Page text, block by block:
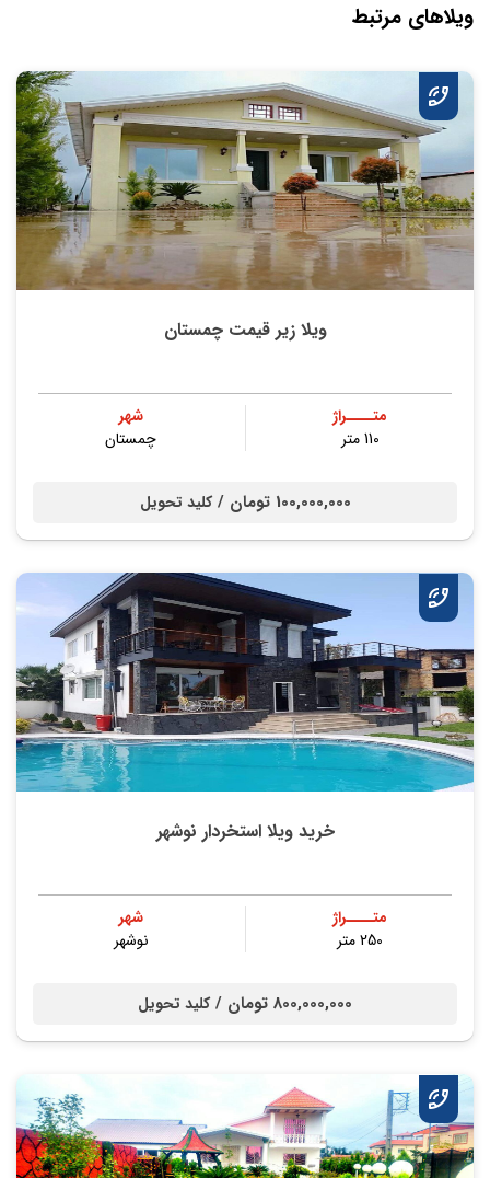
ویلاهای مرتبط
ویلا زیر قیمت چمستان
متــــراژ
110 متر
شهر
چمستان
100,000,000 تومان / کلید تحویل
خرید ویلا استخردار نوشهر
متــــراژ
250 متر
شهر
نوشهر
800,000,000 تومان / کلید تحویل